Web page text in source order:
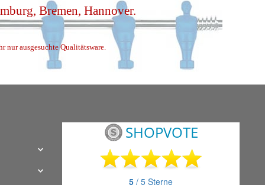
Bremen, Hannover.
ausgesuchte Qualitätsware.